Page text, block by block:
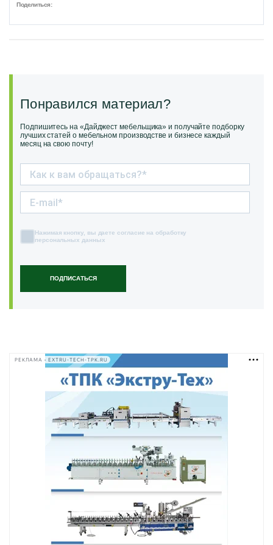
Поделиться:
Понравился материал?
Подпишитесь на «Дайджест мебельщика» и получайте подборку
лучших статей о мебельном производстве и бизнесе каждый
месяц на свою почту!
ПОДПИСАТЬСЯ
Нажимая кнопку, вы даете согласие на обработку
персональных данных
РЕКЛАМА • EXTRU-TECH-TPK.RU